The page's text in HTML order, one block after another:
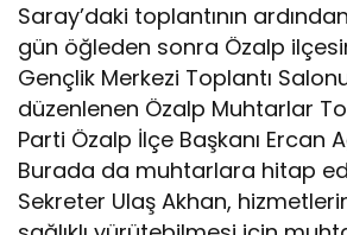
Saray’daki toplantının
gün öğleden sonra Özalp
Gençlik Merkezi Toplantı
düzenlenen Özalp Muhtarlar
Parti Özalp İlçe Başkanı Ercan
Burada da muhtarlara hitap
Sekreter Ulaş Akhan,